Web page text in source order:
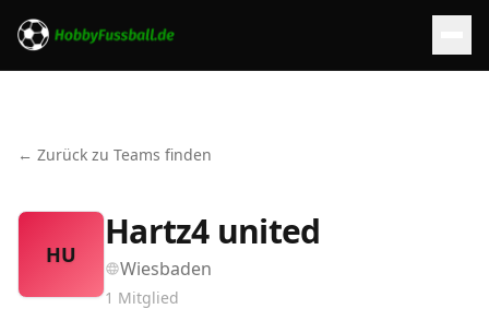
← Zurück zu Teams finden
HU
Hartz4 united
Wiesbaden
1 Mitglied